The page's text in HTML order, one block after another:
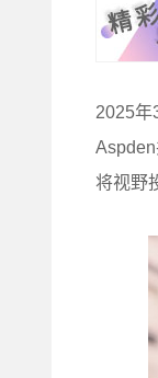
2025
将视野